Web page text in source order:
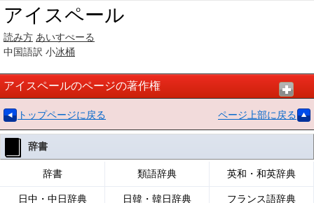
アイスペール
読み方 あいすぺーる
中国語訳 小冰桶
アイスペールのページの著作権
トップページに戻る ページ上部に戻る
辞書
辞書 類語辞典 英和・和英辞典
日中・中日辞典 日韓・韓日辞典 フランス語辞典